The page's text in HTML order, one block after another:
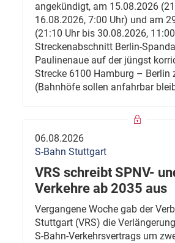
angekündigt, am 15.08.2026
16.08.2026, 7:00 Uhr) und am
(21:10 Uhr bis 30.08.2026,
Streckenabschnitt Berlin-
Paulinenaue auf der jüngst
Strecke 6100 Hamburg – Berlin
(Bahnhöfe sollen anfahrbar
06.08.2026
S-Bahn Stuttgart
VRS schreibt SPNV-
Verkehre ab 2035 aus
Vergangene Woche gab der
Stuttgart (VRS) die
S-Bahn-Verkehrsvertrags um